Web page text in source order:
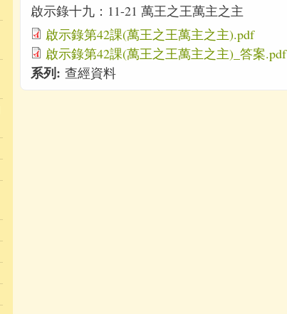
啟示錄十九：11-21 萬王之王萬主之主
啟示錄第42課(萬王之王萬主之主).pdf
啟示錄第42課(萬王之王萬主之主)_答案.pdf
系列: 查經資料